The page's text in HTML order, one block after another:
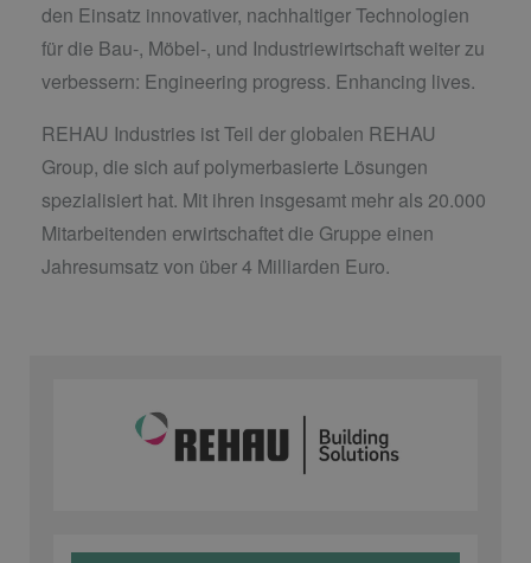
den Einsatz innovativer, nachhaltiger Technologien
für die Bau-, Möbel-, und Industriewirtschaft weiter zu
verbessern: Engineering progress. Enhancing lives.
REHAU Industries ist Teil der globalen REHAU
Group, die sich auf polymerbasierte Lösungen
spezialisiert hat. Mit ihren insgesamt mehr als 20.000
Mitarbeitenden erwirtschaftet die Gruppe einen
Jahresumsatz von über 4 Milliarden Euro.